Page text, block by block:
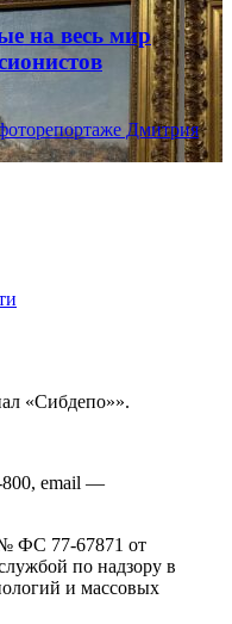
на весь мир
Дмитрия
«Сибдепо»».
800, email —
ФС 77-67871 от
по надзору в
и массовых